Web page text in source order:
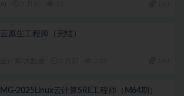
云原生工程师（完结）
MG-2025Linux云计算SRE工程师（M64期）